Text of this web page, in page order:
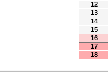
12
13
14
15
16
17
18